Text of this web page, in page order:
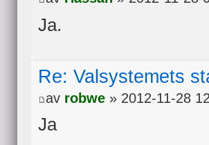
Ja.
Re: Valsystemets
av robwe » 2012-11-28
Ja